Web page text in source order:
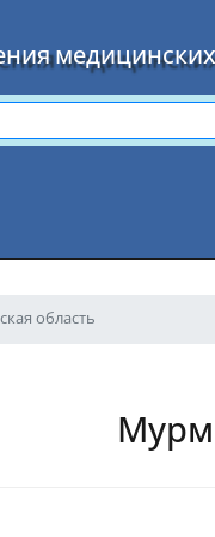
область